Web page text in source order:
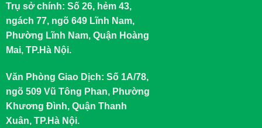
Trụ sở chính: Số 26, hẻm 43,
ngách 77, ngõ 649 Lĩnh Nam,
Phường Lĩnh Nam, Quận Hoàng
Mai, TP.Hà Nội.
Văn Phòng Giao Dịch: Số 1A/78,
ngõ 509 Vũ Tông Phan, Phường
Khương Đình, Quận Thanh
Xuân, TP.Hà Nội.